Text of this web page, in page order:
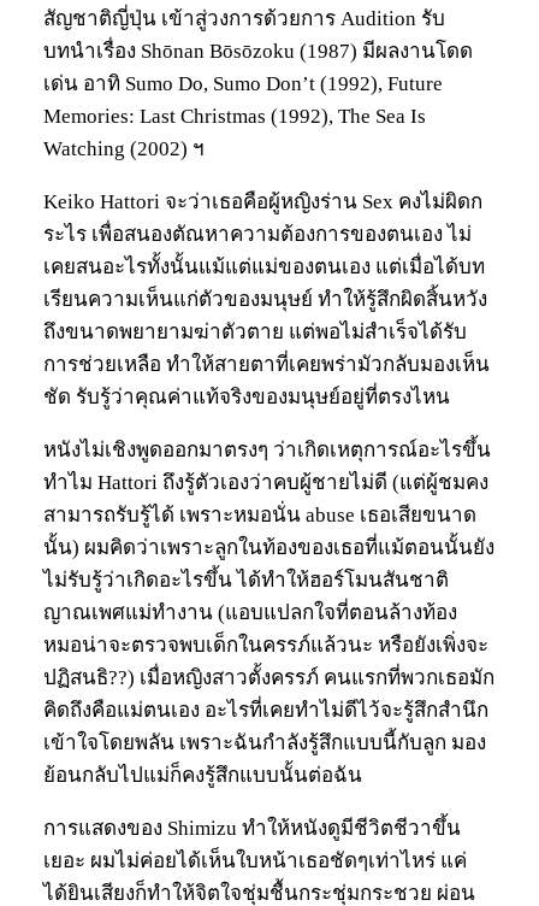
สัญชาติญี่ปุ่น เข้าสู่วงการด้วยการ Audition รับ
บทนำเรื่อง Shōnan Bōsōzoku (1987) มีผลงานโดด
เด่น อาทิ Sumo Do, Sumo Don’t (1992), Future
Memories: Last Christmas (1992), The Sea Is
Watching (2002) ฯ
Keiko Hattori จะว่าเธอคือผู้หญิงร่าน Sex คงไม่ผิดก
ระไร เพื่อสนองตัณหาความต้องการของตนเอง ไม่
เคยสนอะไรทั้งนั้นแม้แต่แม่ของตนเอง แต่เมื่อได้บท
เรียนความเห็นแก่ตัวของมนุษย์ ทำให้รู้สึกผิดสิ้นหวัง
ถึงขนาดพยายามฆ่าตัวตาย แต่พอไม่สำเร็จได้รับ
การช่วยเหลือ ทำให้สายตาที่เคยพร่ามัวกลับมองเห็น
ชัด รับรู้ว่าคุณค่าแท้จริงของมนุษย์อยู่ที่ตรงไหน
หนังไม่เชิงพูดออกมาตรงๆ ว่าเกิดเหตุการณ์อะไรขึ้น
ทำไม Hattori ถึงรู้ตัวเองว่าคบผู้ชายไม่ดี (แต่ผู้ชมคง
สามารถรับรู้ได้ เพราะหมอนั่น abuse เธอเสียขนาด
นั้น) ผมคิดว่าเพราะลูกในท้องของเธอที่แม้ตอนนั้นยัง
ไม่รับรู้ว่าเกิดอะไรขึ้น ได้ทำให้ฮอร์โมนสันชาติ
ญาณเพศแม่ทำงาน (แอบแปลกใจที่ตอนล้างท้อง
หมอน่าจะตรวจพบเด็กในครรภ์แล้วนะ หรือยังเพิ่งจะ
ปฏิสนธิ??) เมื่อหญิงสาวตั้งครรภ์ คนแรกที่พวกเธอมัก
คิดถึงคือแม่ตนเอง อะไรที่เคยทำไม่ดีไว้จะรู้สึกสำนึก
เข้าใจโดยพลัน เพราะฉันกำลังรู้สึกแบบนี้กับลูก มอง
ย้อนกลับไปแม่ก็คงรู้สึกแบบนั้นต่อฉัน
การแสดงของ Shimizu ทำให้หนังดูมีชีวิตชีวาขึ้น
เยอะ ผมไม่ค่อยได้เห็นใบหน้าเธอชัดๆเท่าไหร่ แค่
ได้ยินเสียงก็ทำให้จิตใจชุ่มชื้นกระชุ่มกระชวย ผ่อน